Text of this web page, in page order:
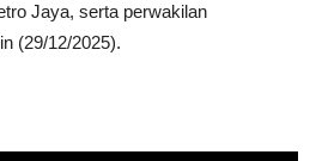
Jaya, serta perwakilan
(29/12/2025).